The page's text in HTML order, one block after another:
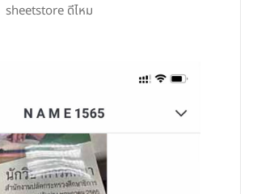
sheetstore ดีไหม